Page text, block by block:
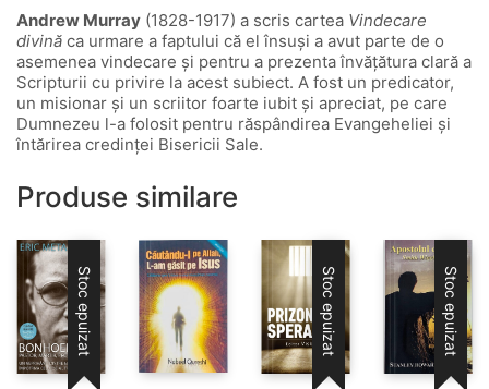
Andrew Murray (1828-1917) a scris cartea Vindecare
divină ca urmare a faptului că el însuşi a avut parte de o
asemenea vindecare şi pentru a prezenta învăţătura clară a
Scripturii cu privire la acest subiect. A fost un predicator,
un misionar şi un scriitor foarte iubit şi apreciat, pe care
Dumnezeu l-a folosit pentru răspândirea Evangeheliei şi
întărirea credinţei Bisericii Sale.
Produse similare
Stoc epuizat Stoc epuizat Stoc epuizat